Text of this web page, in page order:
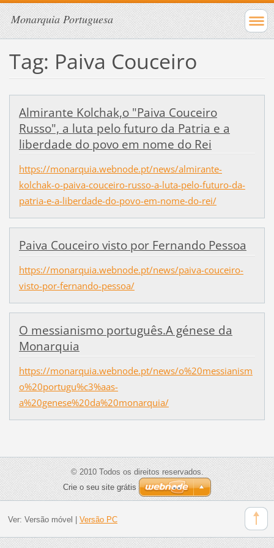
Monarquia Portuguesa
Tag: Paiva Couceiro
Almirante Kolchak,o "Paiva Couceiro
Russo", a luta pelo futuro da Patria e a
liberdade do povo em nome do Rei
https://monarquia.webnode.pt/news/almirante-
kolchak-o-paiva-couceiro-russo-a-luta-pelo-futuro-da-
patria-e-a-liberdade-do-povo-em-nome-do-rei/
Paiva Couceiro visto por Fernando Pessoa
https://monarquia.webnode.pt/news/paiva-couceiro-
visto-por-fernando-pessoa/
O messianismo português.A génese da
Monarquia
https://monarquia.webnode.pt/news/o%20messianism
o%20portugu%c3%aas-
a%20genese%20da%20monarquia/
© 2010 Todos os direitos reservados.
Crie o seu site grátis
Ver: Versão móvel | Versão PC